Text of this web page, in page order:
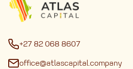
+27 82 068 8607
office@atlascapital.company